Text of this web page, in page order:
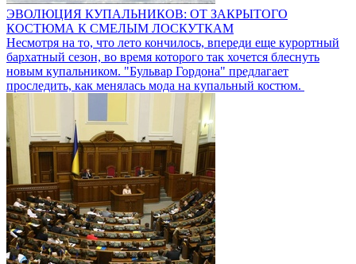
ЭВОЛЮЦИЯ КУПАЛЬНИКОВ: ОТ ЗАКРЫТОГО
КОСТЮМА К СМЕЛЫМ ЛОСКУТКАМ
Несмотря на то, что лето кончилось, впереди еще курортный
бархатный сезон, во время которого так хочется блеснуть
новым купальником. "Бульвар Гордона" предлагает
проследить, как менялась мода на купальный костюм.